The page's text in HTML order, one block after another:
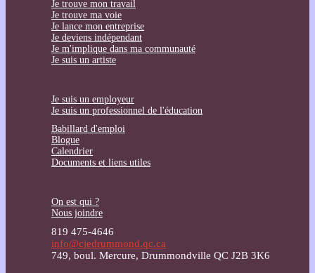
Je trouve mon travail
Je trouve ma voie
Je lance mon entreprise
Je deviens indépendant
Je m'implique dans ma communauté
Je suis un artiste
Je suis un employeur
Je suis un professionnel de l'éducation
Babillard d'emploi
Blogue
Calendrier
Documents et liens utiles
On est qui ?
Nous joindre
819 475-4646
info@cjedrummond.qc.ca
749, boul. Mercure, Drummondville QC J2B 3K6